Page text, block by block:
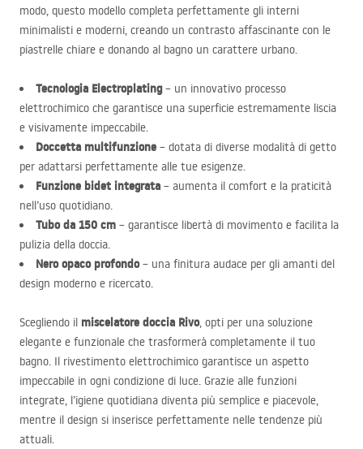
modo, questo modello completa perfettamente gli interni
minimalisti e moderni, creando un contrasto affascinante con le
piastrelle chiare e donando al bagno un carattere urbano.
Tecnologia Electroplating– un innovativo processo
elettrochimico che garantisce una superficie estremamente liscia
e visivamente impeccabile.
Doccetta multifunzione – dotata di diverse modalità di getto
per adattarsi perfettamente alle tue esigenze.
Funzione bidet integrata – aumenta il comfort e la praticità
nell’uso quotidiano.
Tubo da 150 cm – garantisce libertà di movimento e facilita la
pulizia della doccia.
Nero opaco profondo– una finitura audace per gli amanti del
design moderno e ricercato.
Scegliendo il miscelatore doccia Rivo, opti per una soluzione
elegante e funzionale che trasformerà completamente il tuo
bagno. Il rivestimento elettrochimico garantisce un aspetto
impeccabile in ogni condizione di luce. Grazie alle funzioni
integrate, l’igiene quotidiana diventa più semplice e piacevole,
mentre il design si inserisce perfettamente nelle tendenze più
attuali.